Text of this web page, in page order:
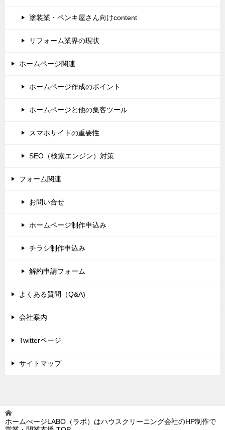
塗装業・ペンキ屋さん向けcontent
リフォーム業界の現状
ホームページ関連
ホームページ作成のポイント
ホームページと他の集客ツール
スマホサイトの重要性
SEO（検索エンジン）対策
フォーム関連
お問い合せ
ホームページ制作申込み
チラシ制作申込み
解約申請フォーム
よくある質問（Q&A)
会社案内
Twitterページ
サイトマップ
ホームぺージLABO（ラボ）はハウスクリーニング会社のHP制作で